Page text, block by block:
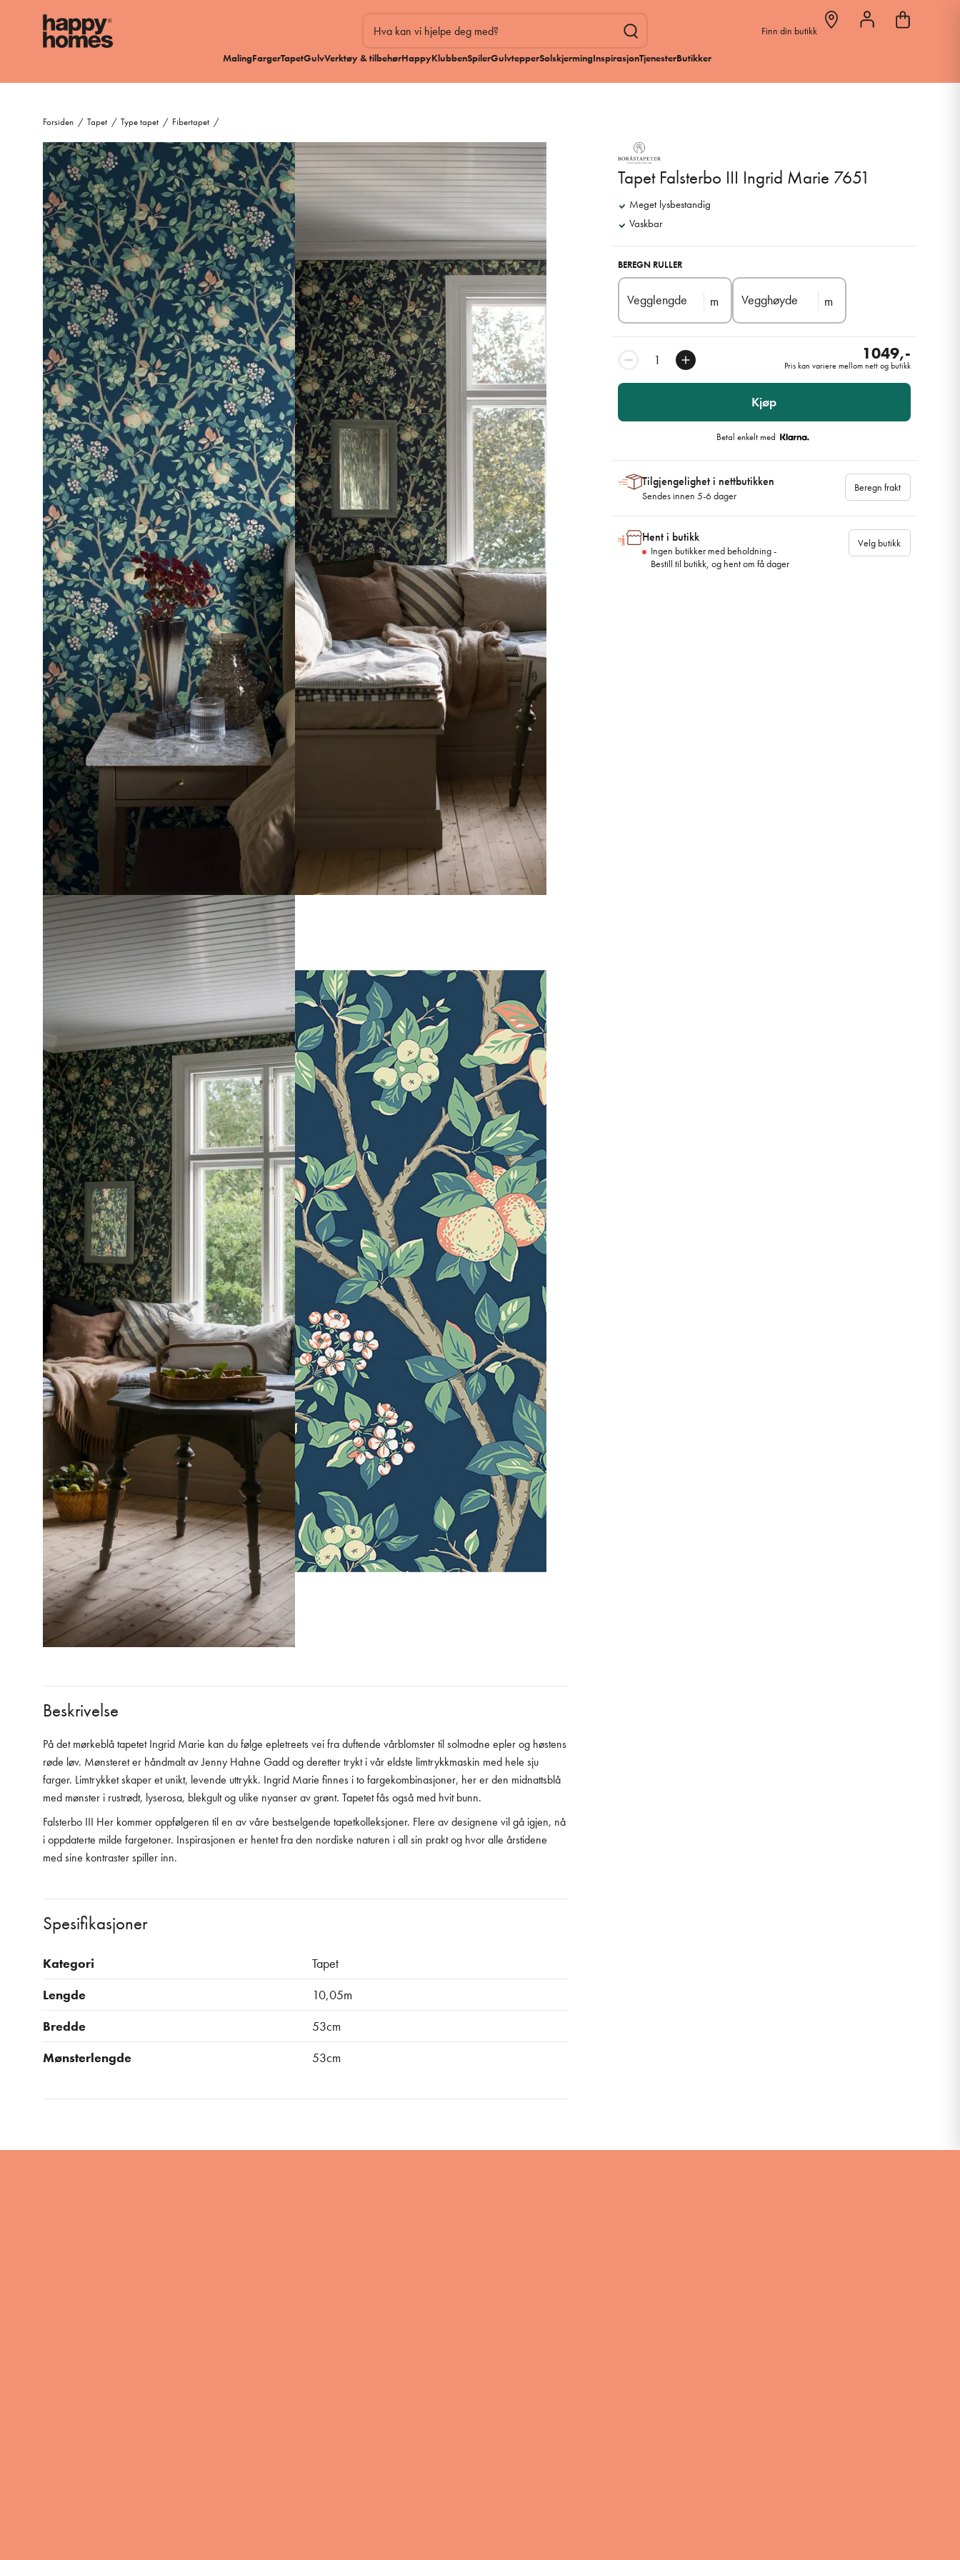
Finn din butikk
MalingFargerTapetGulvVerktøy & tilbehørHappyKlubbenSpilerGulvtepperSolskjermingInspirasjonTjenesterButikker
Forsiden / Tapet / Type tapet / Fibertapet /
Tapet Falsterbo III Ingrid Marie 7651
Meget lysbestandig
Vaskbar
BEREGN RULLER
Vegglengde m Vegghøyde m
1049,-
Pris kan variere mellom nett og butikk
Kjøp
Betal enkelt med
Tilgjengelighet i nettbutikken
Sendes innen 5-6 dager
Beregn frakt
Hent i butikk
Ingen butikker med beholdning -
Bestill til butikk, og hent om få dager
Velg butikk
Beskrivelse
På det mørkeblå tapetet Ingrid Marie kan du følge epletreets vei fra duftende vårblomster til solmodne epler og høstens
røde løv. Mønsteret er håndmalt av Jenny Hahne Gadd og deretter trykt i vår eldste limtrykkmaskin med hele sju
farger. Limtrykket skaper et unikt, levende uttrykk. Ingrid Marie finnes i to fargekombinasjoner, her er den midnattsblå
med mønster i rustrødt, lyserosa, blekgult og ulike nyanser av grønt. Tapetet fås også med hvit bunn.
Falsterbo III Her kommer oppfølgeren til en av våre bestselgende tapetkolleksjoner. Flere av designene vil gå igjen, nå
i oppdaterte milde fargetoner. Inspirasjonen er hentet fra den nordiske naturen i all sin prakt og hvor alle årstidene
med sine kontraster spiller inn.
Spesifikasjoner
Kategori
Tapet
Lengde
10,05m
Bredde
53cm
Mønsterlengde
53cm